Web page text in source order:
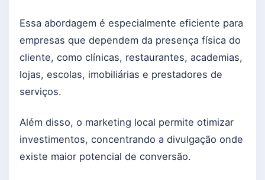
Essa abordagem é especialmente eficiente para
empresas que dependem da presença física do
cliente, como clínicas, restaurantes, academias,
lojas, escolas, imobiliárias e prestadores de
serviços.
Além disso, o marketing local permite otimizar
investimentos, concentrando a divulgação onde
existe maior potencial de conversão.